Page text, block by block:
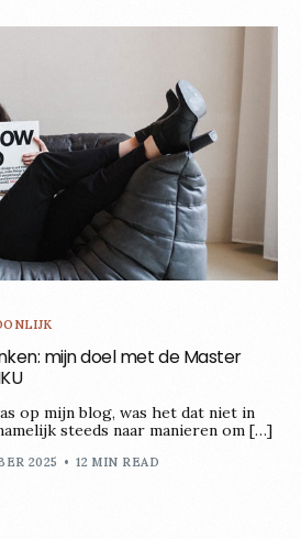
mijn doel met de Master
op mijn blog, was het dat niet in
steeds naar manieren om […]
2025 12 MIN READ